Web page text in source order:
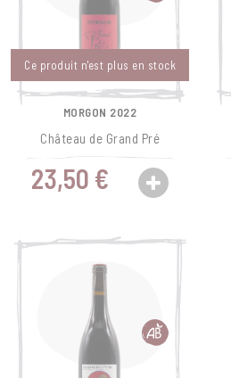
Ce produit n'est plus en stock
MORGON 2022
Château de Grand Pré
23,50 €